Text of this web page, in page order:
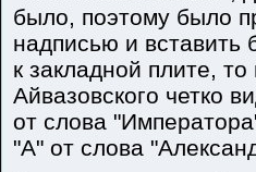
было, поэтому было
надписью и вставить
к закладной плите,
Айвазовского четко
от слова
"А" от слова